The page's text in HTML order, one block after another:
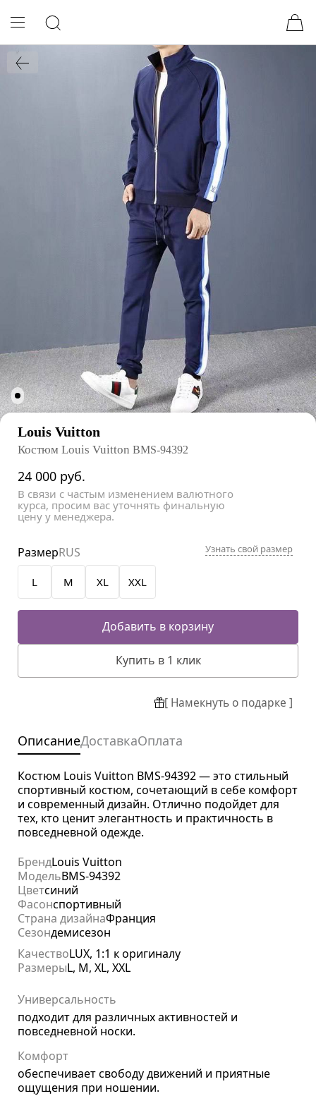
Louis Vuitton
Костюм Louis Vuitton BMS-94392
24 000 руб.
В связи с частым изменением валютного
курса, просим вас уточнять финальную
цену у менеджера.
L M XL XXL
РазмерRUS Узнать свой размер
Добавить в корзину
Купить в 1 клик
[ Намекнуть о подарке ]
ОписаниеДоставкаОплата
Костюм Louis Vuitton BMS-94392 — это стильный
спортивный костюм, сочетающий в себе комфорт
и современный дизайн. Отлично подойдет для
тех, кто ценит элегантность и практичность в
повседневной одежде.
БрендLouis Vuitton
МодельBMS-94392
Цветсиний
Фасонспортивный
Страна дизайнаФранция
Сезондемисезон
КачествоLUX, 1:1 к оригиналу
РазмерыL, M, XL, XXL
Универсальность
подходит для различных активностей и
повседневной носки.
Комфорт
обеспечивает свободу движений и приятные
ощущения при ношении.